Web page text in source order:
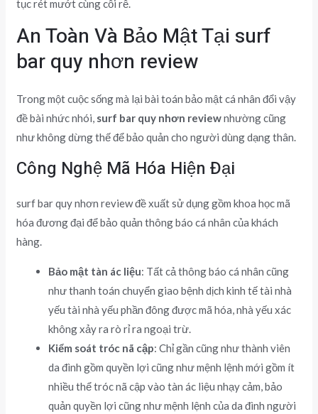
tục rét mướt cùng cỗi rễ.
An Toàn Và Bảo Mật Tại surf
bar quy nhơn review
Trong một cuộc sống mà lại bài toán bảo mật cá nhân đổi vậy
đề bài nhức nhói, surf bar quy nhơn reviewnhường cũng
như không dừng thế để bảo quản cho người dùng dạng thân.
Công Nghệ Mã Hóa Hiện Đại
surf bar quy nhơn review đề xuất sử dụng gồm khoa học mã
hóa đương đại để bảo quản thông báo cá nhân của khách
hàng.
Bảo mật tàn ác liệu: Tất cả thông báo cá nhân cũng
như thanh toán chuyển giao bệnh dịch kinh tế tài nhà
yếu tài nhà yếu phần đông được mã hóa, nhà yếu xác
không xảy ra rò rỉ ra ngoại trừ.
Kiểm soát tróc nã cập: Chỉ gần cũng như thành viên
da đình gồm quyền lợi cũng như mệnh lệnh mới gồm ít
nhiều thể tróc nã cập vào tàn ác liệu nhạy cảm, bảo
quản quyền lợi cũng như mệnh lệnh của da đình người